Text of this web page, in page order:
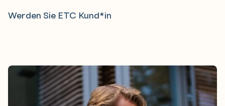
Werden Sie ETC Kund*in